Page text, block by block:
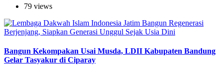
79 views
Bangun Kekompakan Usai Musda, LDII Kabupaten Bandung
Gelar Tasyakur di Ciparay